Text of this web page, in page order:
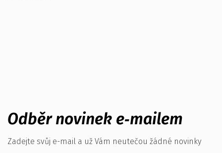
Odběr novinek e‑mailem
Zadejte svůj e-mail a už Vám neutečou žádné novinky